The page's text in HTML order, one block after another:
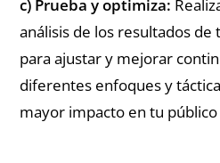
c) Prueba y optimiza:
análisis de los resultados
para ajustar y mejorar
diferentes enfoques y
mayor impacto en tu